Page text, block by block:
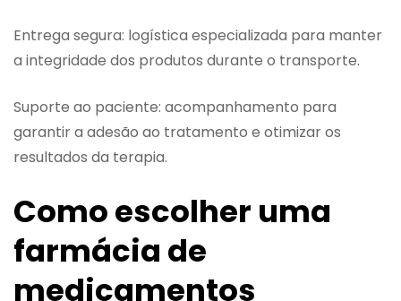
Entrega segura: logística especializada para manter
a integridade dos produtos durante o transporte.
Suporte ao paciente: acompanhamento para
garantir a adesão ao tratamento e otimizar os
resultados da terapia.
Como escolher uma
farmácia de
medicamentos